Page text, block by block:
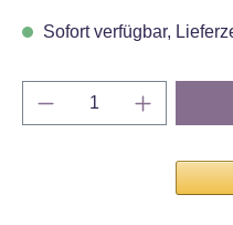
Sofort verfügbar,
Produkt Anzahl: